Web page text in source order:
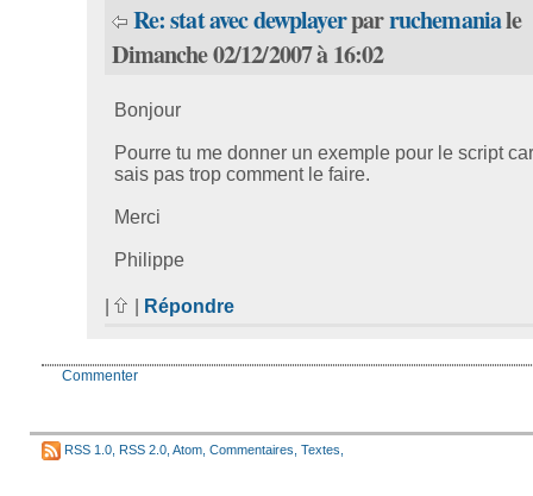
Re: stat avec dewplayerparruchemaniale
Dimanche 02/12/2007 à 16:02
Bonjour
Pourre tu me donner un exemple pour le script
sais pas trop comment le faire.
Merci
Philippe
| Répondre
Commenter
RSS 1.0 RSS 2.0 Atom Commentaires Textes